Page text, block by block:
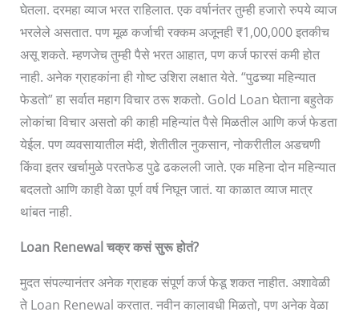
घेतला. दरमहा व्याज भरत राहिलात. एक वर्षानंतर तुम्ही हजारो रुपये व्याज
भरलेले असतात. पण मूळ कर्जाची रक्कम अजूनही ₹1,00,000 इतकीच
असू शकते. म्हणजेच तुम्ही पैसे भरत आहात, पण कर्ज फारसं कमी होत
नाही. अनेक ग्राहकांना ही गोष्ट उशिरा लक्षात येते. “पुढच्या महिन्यात
फेडतो” हा सर्वात महाग विचार ठरू शकतो. Gold Loan घेताना बहुतेक
लोकांचा विचार असतो की काही महिन्यांत पैसे मिळतील आणि कर्ज फेडता
येईल. पण व्यवसायातील मंदी, शेतीतील नुकसान, नोकरीतील अडचणी
किंवा इतर खर्चामुळे परतफेड पुढे ढकलली जाते. एक महिना दोन महिन्यात
बदलतो आणि काही वेळा पूर्ण वर्ष निघून जातं. या काळात व्याज मात्र
थांबत नाही.
Loan Renewal चक्र कसं सुरू होतं?
मुदत संपल्यानंतर अनेक ग्राहक संपूर्ण कर्ज फेडू शकत नाहीत. अशावेळी
ते Loan Renewal करतात. नवीन कालावधी मिळतो, पण अनेक वेळा